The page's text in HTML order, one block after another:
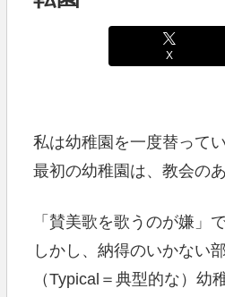
X
私は幼稚園を一度替ってい
最初の幼稚園は、教会の
「賛美歌を歌うのが嫌」
しかし、納得のいかない
（Typical＝典型的な）幼